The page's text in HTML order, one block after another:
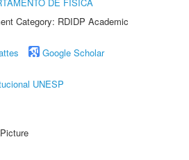
Category: RDIDP Academic
Google Scholar
UNESP